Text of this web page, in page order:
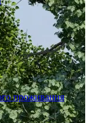
проживания